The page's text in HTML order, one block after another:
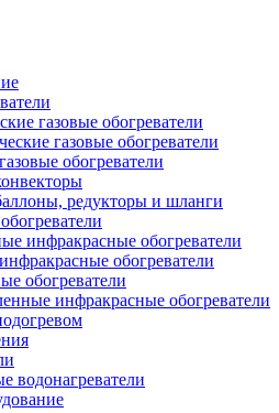
газовые обогреватели
газовые обогреватели
обогреватели
редукторы и шланги
инфракрасные обогреватели
обогреватели
обогреватели
инфракрасные обогреватели
водонагреватели